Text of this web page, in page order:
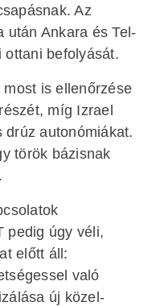
Az
után Ankara és Tel-
befolyását.
is ellenőrzése
míg Izrael
drúz autonómiákat.
török bázisnak
pedig úgy véli,
előtt áll:
való
új közel-